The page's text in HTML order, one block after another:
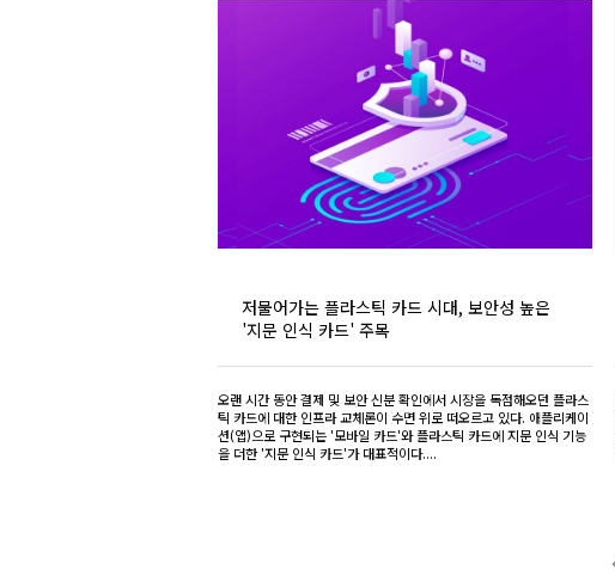
저물어가는 플라스틱 카드 시대, 보안성 높은
'지문 인식 카드' 주목
오랜 시간 동안 결제 및 보안 신분 확인에서 시장을 독점해오던 플라스
틱 카드에 대한 인프라 교체론이 수면 위로 떠오르고 있다. 애플리케이
션(앱)으로 구현되는 '모바일 카드'와 플라스틱 카드에 지문 인식 기능
을 더한 '지문 인식 카드'가 대표적이다....